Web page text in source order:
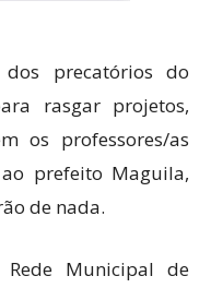
precatórios do
rasgar projetos,
os professores/as
prefeito Maguila,
de nada.
Rede Municipal de